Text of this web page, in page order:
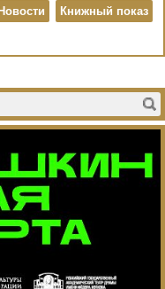
Книжный показ
Новости